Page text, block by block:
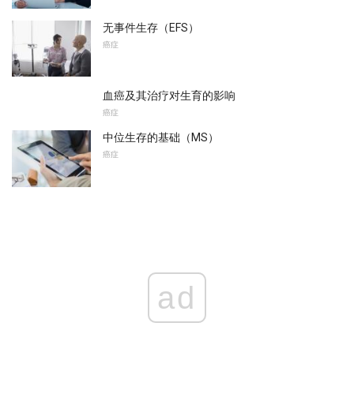
无事件生存（EFS）
癌症
血癌及其治疗对生育的影响
癌症
中位生存的基础（MS）
癌症
ad